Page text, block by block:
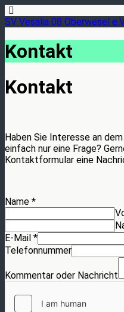
SV Vesalia 08 Oberwesel
Kontakt
Kontakt
Haben Sie Interesse an
einfach nur eine Frage?
Kontaktformular eine
Name *
E-Mail *
Telefonnummer
Kommentar oder Nachricht